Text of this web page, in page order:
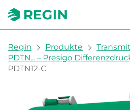
You are here:
Regin Produkte
PDTN... – Presigo
PDTN12-C